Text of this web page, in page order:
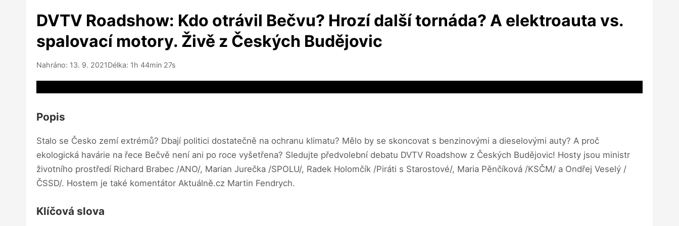
DVTV Roadshow: Kdo otrávil Bečvu? Hrozí další tornáda? A elektroauta vs.
spalovací motory. Živě z Českých Budějovic
Nahráno: 13. 9. 2021Délka: 1h 44min 27s
Popis
Stalo se Česko zemí extrémů? Dbají politici dostatečně na ochranu klimatu? Mělo by se skoncovat s benzinovými a dieselovými auty? A proč
ekologická havárie na řece Bečvě není ani po roce vyšetřena? Sledujte předvolební debatu DVTV Roadshow z Českých Budějovic! Hosty jsou ministr
životního prostředí Richard Brabec /ANO/, Marian Jurečka /SPOLU/, Radek Holomčík /Piráti s Starostové/, Maria Pěnčíková /KSČM/ a Ondřej Veselý /
ČSSD/. Hostem je také komentátor Aktuálně.cz Martin Fendrych.
Klíčová slova